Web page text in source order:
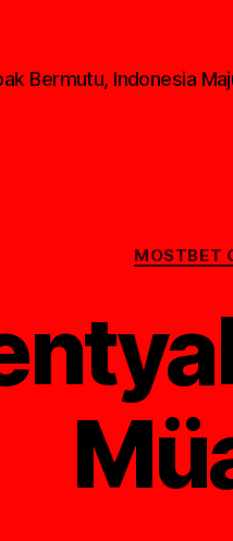
Bermutu, Indonesia
MOSTBET